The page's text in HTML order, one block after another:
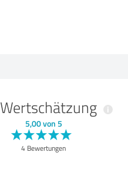
Wertschätzung
5,00 von 5
4 Bewertungen